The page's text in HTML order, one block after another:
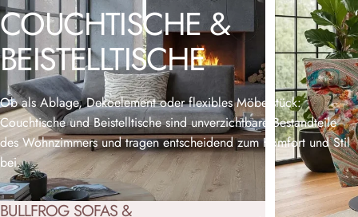
COUCHTISCHE&
BEISTELLTISCHE
Ob als Ablage, Dekoelement oder flexibles Möbelstück:
Couchtische und Beistelltische sind unverzichtbare Bestandteile
des Wohnzimmers und tragen entscheidend zum Komfort und Stil
bei.
BULLFROG SOFAS &